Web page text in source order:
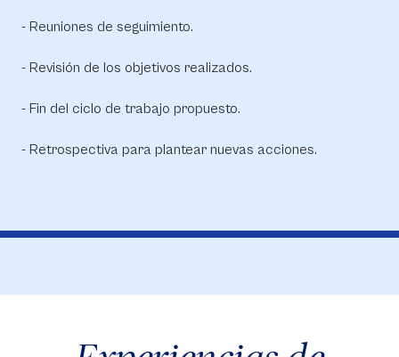
- Reuniones de seguimiento.
- Revisión de los objetivos realizados.
- Fin del ciclo de trabajo propuesto.
- Retrospectiva para plantear nuevas acciones.